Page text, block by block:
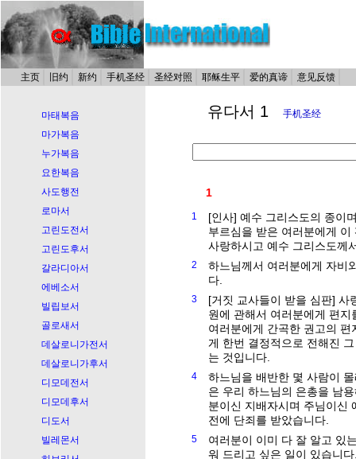
主页 旧约 新约 手机圣经 圣经对照 耶稣生平 爱的真谛 意见反馈
마태복음
마가복음
누가복음
요한복음
사도행전
로마서
고린도전서
고린도후서
갈라디아서
에베소서
빌립보서
골로새서
데살로니가전서
데살로니가후서
디모데전서
디모데후서
디도서
빌레몬서
유다서 1 手机圣经
1
1
[인사] 예수 그리스도의 종이
부르심을 받은 여러분에게
사랑하시고 예수 그리스도께
2
하느님께서 여러분에게 자비
다.
3
[거짓 교사들이 받을 심판] 사
원에 관해서 여러분에게 편
여러분에게 간곡한 권고의
게 한번 결정적으로 전해진
는 것입니다.
4
하느님을 배반한 몇 사람이
은 우리 하느님의 은총을 남
분이신 지배자시며 주님이신
전에 단죄를 받았습니다.
5
여러분이 이미 다 잘 알고 있
워 드리고 싶은 일이 있습니